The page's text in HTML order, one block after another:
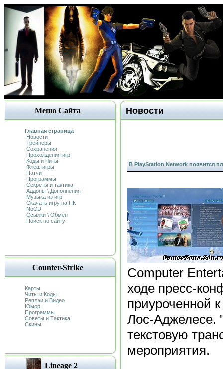
Меню Сайта
Главная страница
Новости
Трейнеры
Сохранения
Прохождения игр
Коды и Читы
Флеш игры
Патчи
Программы
Секреты и тактика
Аддоны \ Дополнения
Музыка из игр
Скачать игру на ПК
NoCD
Ссылки \ Обмен
Поиск по сайту
Counter-Strike
Карты
Читы и Коды
Реплэи и Видео
Юмор
Программы
Советы и Тактика
Скины
Lineage 2
Новости
В PlayStation Network появится
Computer
ходе пресс-
приуроченной
Лос-Аджелесе.
текстовую
мероприятия.